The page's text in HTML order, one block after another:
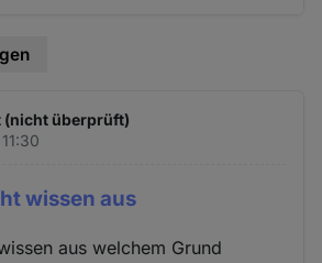
(nicht überprüft)
wissen aus
aus welchem Grund